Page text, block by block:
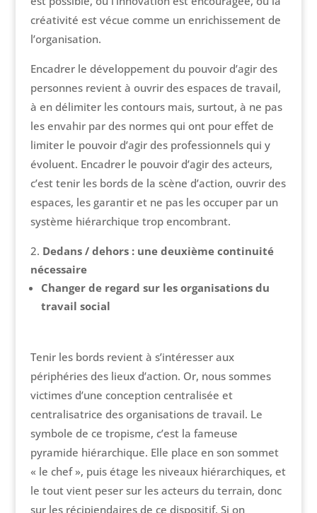
créativité est vécue comme un enrichissement de
l’organisation.
Encadrer le développement du pouvoir d’agir des
personnes revient à ouvrir des espaces de travail,
à en délimiter les contours mais, surtout, à ne pas
les envahir par des normes qui ont pour effet de
limiter le pouvoir d’agir des professionnels qui y
évoluent. Encadrer le pouvoir d’agir des acteurs,
c’est tenir les bords de la scène d’action, ouvrir des
espaces, les garantir et ne pas les occuper par un
système hiérarchique trop encombrant.
Dedans / dehors : une deuxième continuité
nécessaire
Changer de regard sur les organisations du
travail social
Tenir les bords revient à s’intéresser aux
périphéries des lieux d’action. Or, nous sommes
victimes d’une conception centralisée et
centralisatrice des organisations de travail. Le
symbole de ce tropisme, c’est la fameuse
pyramide hiérarchique. Elle place en son sommet
« le chef », puis étage les niveaux hiérarchiques, et
le tout vient peser sur les acteurs du terrain, donc
sur les récipiendaires de ce dispositif. Si on